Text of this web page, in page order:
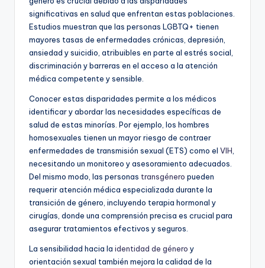
significativas en salud que enfrentan estas poblaciones.
Estudios muestran que las personas LGBTQ+ tienen
mayores tasas de enfermedades crónicas, depresión,
ansiedad y suicidio, atribuibles en parte al estrés social,
discriminación y barreras en el acceso a la atención
médica competente y sensible.
Conocer estas disparidades permite a los médicos
identificar y abordar las necesidades específicas de
salud de estas minorías. Por ejemplo, los hombres
homosexuales tienen un mayor riesgo de contraer
enfermedades de transmisión sexual (ETS) como el VIH,
necesitando un monitoreo y asesoramiento adecuados.
Del mismo modo, las personas transgénero pueden
requerir atención médica especializada durante la
transición de género, incluyendo terapia hormonal y
cirugías, donde una comprensión precisa es crucial para
asegurar tratamientos efectivos y seguros.
La sensibilidad hacia la identidad de género y
orientación sexual también mejora la calidad de la